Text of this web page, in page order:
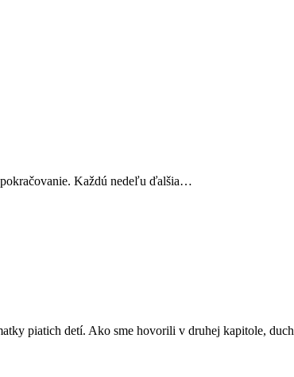
Každú nedeľu ďalšia…
piatich detí. Ako sme hovorili v druhej kapitole,